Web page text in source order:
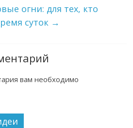
огни: для тех, кто
суток →
вам необходимо